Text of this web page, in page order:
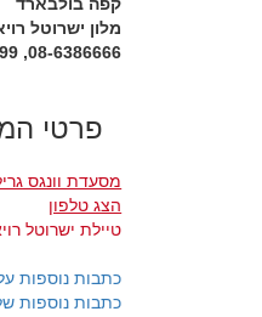
מלון ישרוטל
08-6386666, 08-6386699
פרטי
מסעדת וונגס
הצג טלפון
טיילת ישרוטל
כתבות נוספות על
כתבות נוספות